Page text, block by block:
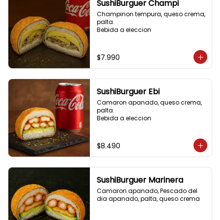
SushiBurguer Champi
Champinon tempura, queso crema,
palta.
Bebida a eleccion
$7.990
SushiBurguer Ebi
Camaron apanado, queso crema,
palta.
Bebida a eleccion
$8.490
SushiBurguer Marinera
Camaron apanado, Pescado del
dia apanado, palta, queso crema